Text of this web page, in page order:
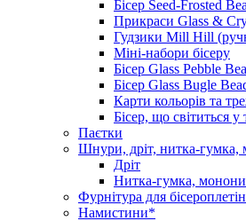
Бісер Seed-Frosted
Прикраси Glass &
Гудзики Mill Hill
Міні-набори бісеру
Бісер Glass Pebble
Бісер Glass Bugle
Карти кольорів та
Бісер, що світиться у
Паєтки
Шнури, дріт, нитка-гумка,
Дріт
Нитка-гумка,
Фурнітура для
Намистини*